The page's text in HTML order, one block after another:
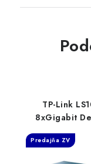
TP-Link
8xGigabit
Switch Fanless
Predajňa ZV